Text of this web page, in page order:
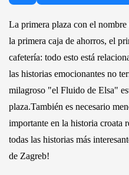
La primera plaza con el
la primera caja de ahorros, el
cafetería: todo esto está
las historias emocionantes no
milagroso "el Fluido de Elsa"
plaza.También es necesario
importante en la historia croata
todas las historias más
de Zagreb!